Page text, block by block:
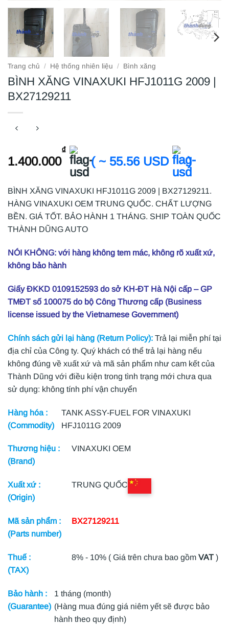
Trang chủ / Hệ thống nhiên liệu / Bình xăng
BÌNH XĂNG VINAXUKI HFJ1011G 2009 |
BX27129211
1.400.000
₫
( ~ 55.56 USD )
BÌNH XĂNG VINAXUKI HFJ1011G 2009 | BX27129211.
HÀNG VINAXUKI OEM TRUNG QUỐC. CHẤT LƯỢNG
BỀN. GIÁ TỐT. BẢO HÀNH 1 THÁNG. SHIP TOÀN QUỐC
THÀNH DŨNG AUTO
NÓI KHÔNG: với hàng không tem mác, không rõ xuất xứ,
không bảo hành
Giấy ĐKKD 0109152593 do sở KH-ĐT Hà Nội cấp – GP
TMĐT số 100075 do bộ Công Thương cấp (Business
license issued by the Vietnamese Government)
Chính sách gửi lại hàng (Return Policy): Trả lại miễn phí tại
địa chỉ của Công ty. Quý khách có thể trả lại hàng nếu
không đúng về xuất xứ và mã sản phẩm như cam kết của
Thành Dũng với điều kiện trong tình trạng mới chưa qua
sử dụng: không tính phí vận chuyển
Hàng hóa :
(Commodity)
TANK ASSY-FUEL FOR VINAXUKI
HFJ1011G 2009
Thương hiệu :
(Brand)
VINAXUKI OEM
Xuất xứ :
(Origin)
TRUNG QUỐC
Mã sản phẩm :
(Parts number)
BX27129211
Thuế :
(TAX)
8% - 10% ( Giá trên chưa bao gồmVAT )
Bảo hành :
(Guarantee)
1 tháng (month)
(Hàng mua đúng giá niêm yết sẽ được bảo
hành theo quy định)